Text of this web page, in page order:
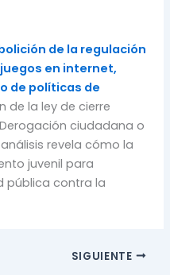
de la regulación
en internet,
de políticas de
de la ley de cierre
ciudadana o
revela cómo la
juvenil para
pública contra la
SIGUIENTE